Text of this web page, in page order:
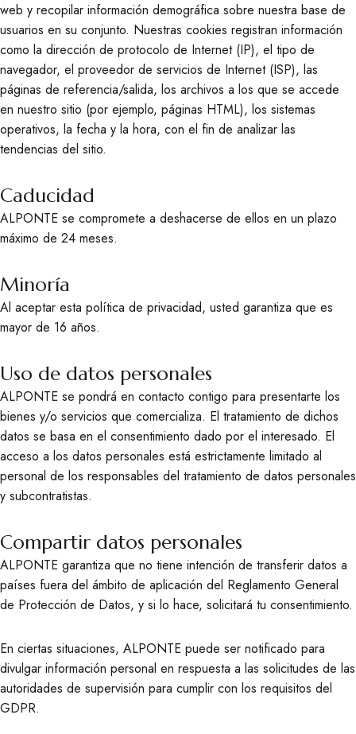
web y recopilar información demográfica sobre nuestra base de
usuarios en su conjunto. Nuestras cookies registran información
como la dirección de protocolo de Internet (IP), el tipo de
navegador, el proveedor de servicios de Internet (ISP), las
páginas de referencia/salida, los archivos a los que se accede
en nuestro sitio (por ejemplo, páginas HTML), los sistemas
operativos, la fecha y la hora, con el fin de analizar las
tendencias del sitio.
Caducidad
ALPONTE se compromete a deshacerse de ellos en un plazo
máximo de 24 meses.
Minoría
Al aceptar esta política de privacidad, usted garantiza que es
mayor de 16 años.
Uso de datos personales
ALPONTE se pondrá en contacto contigo para presentarte los
bienes y/o servicios que comercializa. El tratamiento de dichos
datos se basa en el consentimiento dado por el interesado. El
acceso a los datos personales está estrictamente limitado al
personal de los responsables del tratamiento de datos personales
y subcontratistas.
Compartir datos personales
ALPONTE garantiza que no tiene intención de transferir datos a
países fuera del ámbito de aplicación del Reglamento General
de Protección de Datos, y si lo hace, solicitará tu consentimiento.
En ciertas situaciones, ALPONTE puede ser notificado para
divulgar información personal en respuesta a las solicitudes de las
autoridades de supervisión para cumplir con los requisitos del
GDPR.